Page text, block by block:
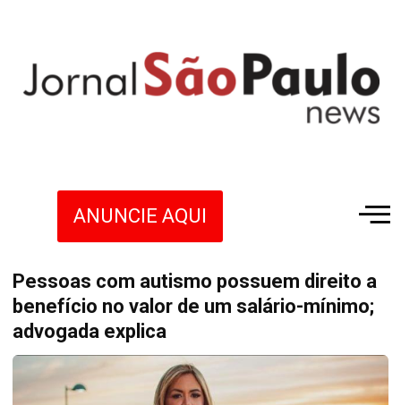
ANUNCIE AQUI
Pessoas com autismo possuem direito a
benefício no valor de um salário-mínimo;
advogada explica